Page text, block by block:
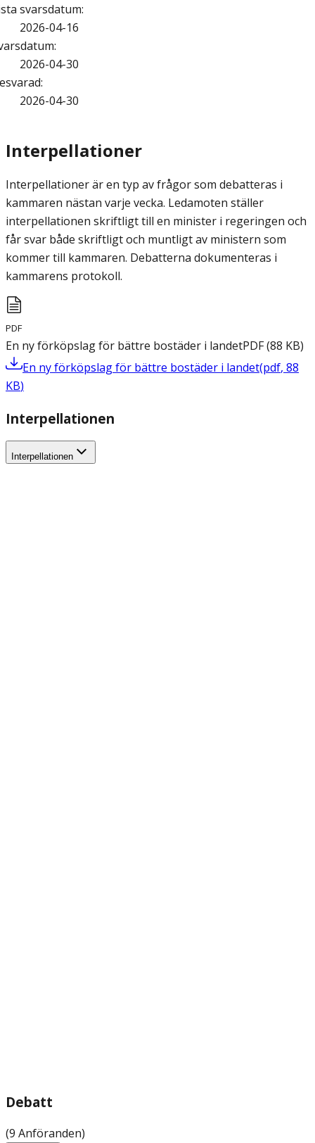
svarsdatum:
2026-04-16
:
2026-04-30
:
2026-04-30
Interpellationer
Interpellationer är en typ av frågor som debatteras i
kammaren nästan varje vecka. Ledamoten ställer
interpellationen skriftligt till en minister i regeringen och
får svar både skriftligt och muntligt av ministern som
kommer till kammaren. Debatterna dokumenteras i
kammarens protokoll.
PDF
En ny förköpslag för bättre bostäder i landetPDF(88 KB)
En ny förköpslag för bättre bostäder i landet(pdf, 88
KB)
Interpellationen
Interpellationen
Debatt
(9 Anföranden)